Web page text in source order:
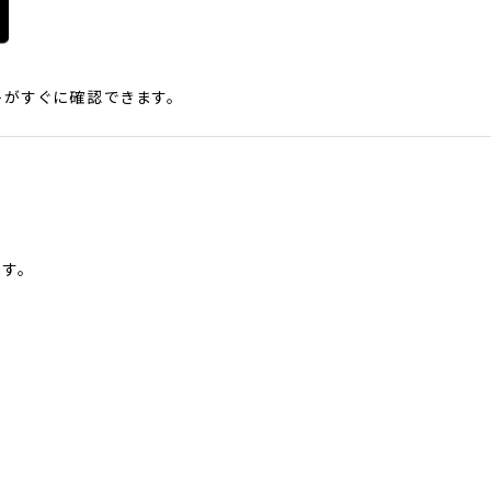
すぐに確認できます。
。